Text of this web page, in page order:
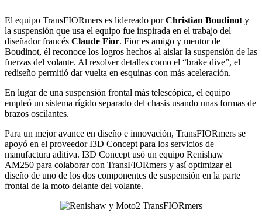
El equipo TransFIORmers es lidereado porChristian Boudinot y
la suspensión que usa el equipo fue inspirada en el trabajo del
diseñador francés Claude Fior. Fior es amigo y mentor de
Boudinot, él reconoce los logros hechos al aislar la suspensión de las
fuerzas del volante. Al resolver detalles como el “brake dive”, el
rediseño permitió dar vuelta en esquinas con más aceleración.
En lugar de una suspensión frontal más telescópica, el equipo
empleó un sistema rígido separado del chasis usando unas formas de
brazos oscilantes.
Para un mejor avance en diseño e innovación, TransFIORmers se
apoyó en el proveedor I3D Concept para los servicios de
manufactura aditiva. I3D Concept usó un equipo Renishaw
AM250 para colaborar con TransFIORmers y así optimizar el
diseño de uno de los dos componentes de suspensión en la parte
frontal de la moto delante del volante.